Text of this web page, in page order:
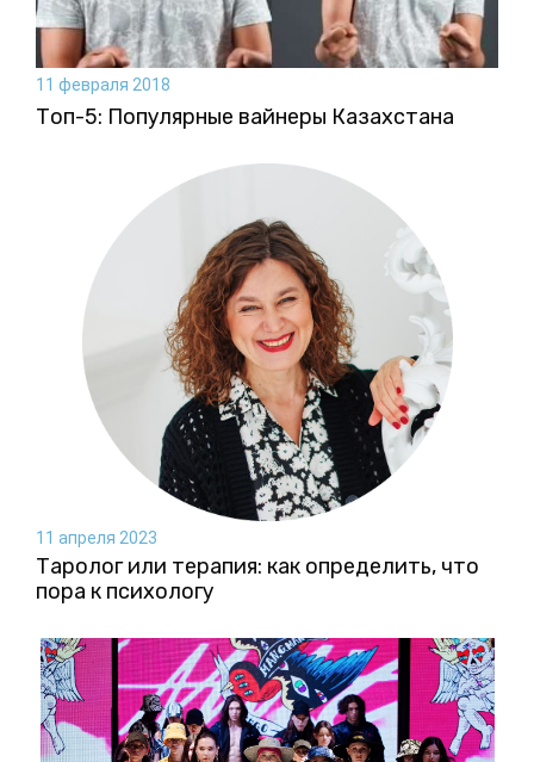
11 февраля 2018
Топ-5: Популярные вайнеры Казахстана
11 апреля 2023
Таролог или терапия: как определить, что
пора к психологу